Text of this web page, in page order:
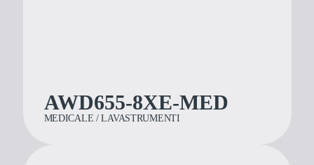
AWD655-8XE-MED
MEDICALE / LAVASTRUMENTI